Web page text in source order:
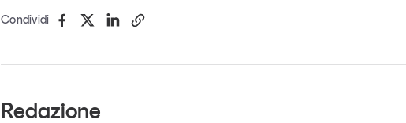
Condividi
Redazione